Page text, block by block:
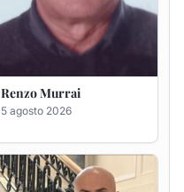
Giuseppe Saba
5 agosto 2026